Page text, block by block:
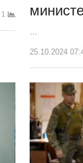
1
25.10.2024